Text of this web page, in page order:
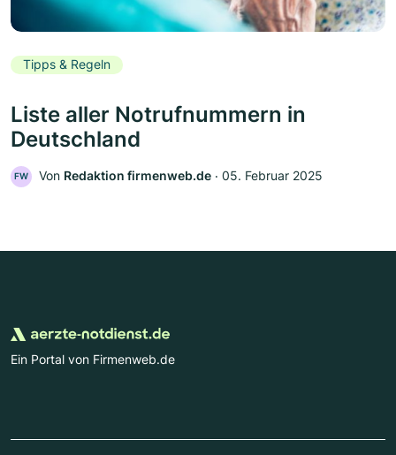
Tipps & Regeln
Liste aller Notrufnummern in
Deutschland
FW Von Redaktion firmenweb.de ‧ 05. Februar 2025
Ein Portal von Firmenweb.de